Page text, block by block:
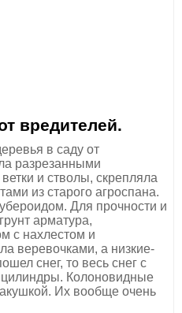
вредителей.
в саду от
разрезанными
и стволы, скрепляла
из старого агроспана.
Для прочности и
арматура,
с нахлестом и
веревочками, а низкие-
снег, то весь снег с
Колоновидные
Их вообще очень